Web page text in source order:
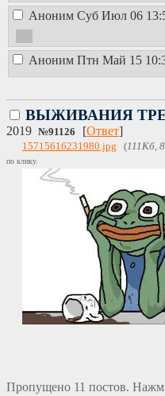
Аноним Суб Июл 06
Аноним Птн Май 15
ВЫЖИВАНИЯ
2019 №91126 [Ответ]
15715616231980.jpg (111Кб,
по клику.
Пропущено 11 постов.